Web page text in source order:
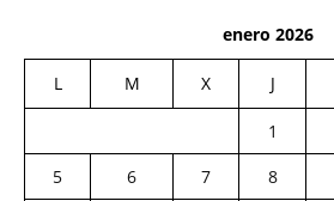
enero 2026
L M X J
1
5
6 7 8